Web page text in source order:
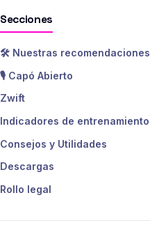
Secciones
🛠️ Nuestras recomendaciones
🎙️ Capó Abierto
Zwift
Indicadores de entrenamiento
Consejos y Utilidades
Descargas
Rollo legal